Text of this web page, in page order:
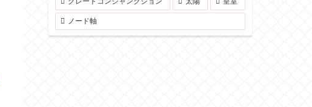
ノード軸